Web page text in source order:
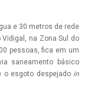
e 30 metros de rede
na Zona Sul do
pessoas, fica em um
saneamento básico
o esgoto despejado in